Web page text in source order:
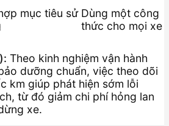
mục tiêu sử Dùng một công
thức cho mọi xe
Theo kinh nghiệm vận hành
dưỡng chuẩn, việc theo dõi
km giúp phát hiện sớm lỗi
từ đó giảm chi phí hỏng lan
xe.